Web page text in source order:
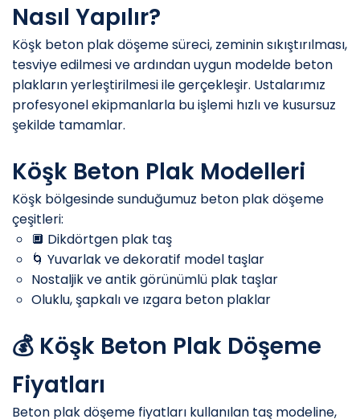
Nasıl Yapılır?
Köşk beton plak döşeme süreci, zeminin sıkıştırılması,
tesviye edilmesi ve ardından uygun modelde beton
plakların yerleştirilmesi ile gerçekleşir. Ustalarımız
profesyonel ekipmanlarla bu işlemi hızlı ve kusursuz
şekilde tamamlar.
Köşk Beton Plak Modelleri
Köşk bölgesinde sunduğumuz beton plak döşeme
çeşitleri:
🔲 Dikdörtgen plak taş
🌀 Yuvarlak ve dekoratif model taşlar
Nostaljik ve antik görünümlü plak taşlar
Oluklu, şapkalı ve ızgara beton plaklar
💰 Köşk Beton Plak Döşeme
Fiyatları
Beton plak döşeme fiyatları kullanılan taş modeline,